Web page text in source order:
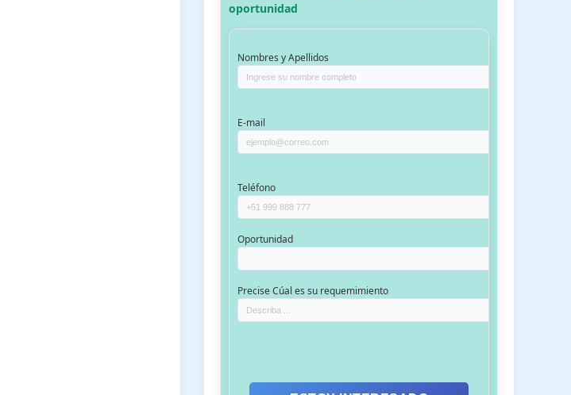
oportunidad
Nombres y Apellidos
E-mail
Teléfono
Oportunidad
Precise Cúal es su requemimiento